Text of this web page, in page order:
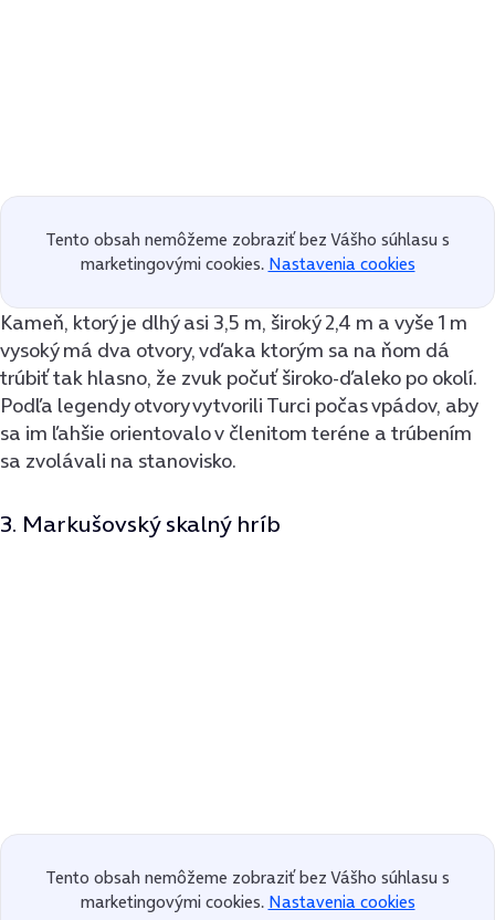
Tento obsah nemôžeme zobraziť bez Vášho súhlasu s
marketingovými cookies. Nastavenia cookies
Kameň, ktorý je dlhý asi 3,5 m, široký 2,4 m a vyše 1 m
vysoký má dva otvory, vďaka ktorým sa na ňom dá
trúbiť tak hlasno, že zvuk počuť široko-ďaleko po okolí.
Podľa legendy otvory vytvorili Turci počas vpádov, aby
sa im ľahšie orientovalo v členitom teréne a trúbením
sa zvolávali na stanovisko.
3. Markušovský skalný hríb
Tento obsah nemôžeme zobraziť bez Vášho súhlasu s
marketingovými cookies. Nastavenia cookies